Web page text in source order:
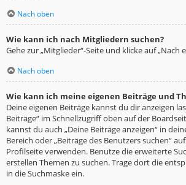
Nach oben
Wie kann ich nach Mitgliedern suchen?
Gehe zur „Mitglieder“-Seite und klicke auf „Nach
Nach oben
Wie kann ich meine eigenen Beiträge und
Deine eigenen Beiträge kannst du dir anzeigen
Beiträge“ im Schnellzugriff oben auf der
kannst du auch „Deine Beiträge anzeigen“ in
Bereich oder „Beiträge des Benutzers suchen“
Profilseite verwenden. Benutze die erweiterte
erstellen Themen zu suchen. Trage dort die
in die Suchmaske ein.